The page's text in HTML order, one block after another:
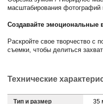
масштабирования фотографий
Создавайте эмоциональные
Раскройте свое творчество с
съемки, чтобы делиться
Технические
Тип и размер
35